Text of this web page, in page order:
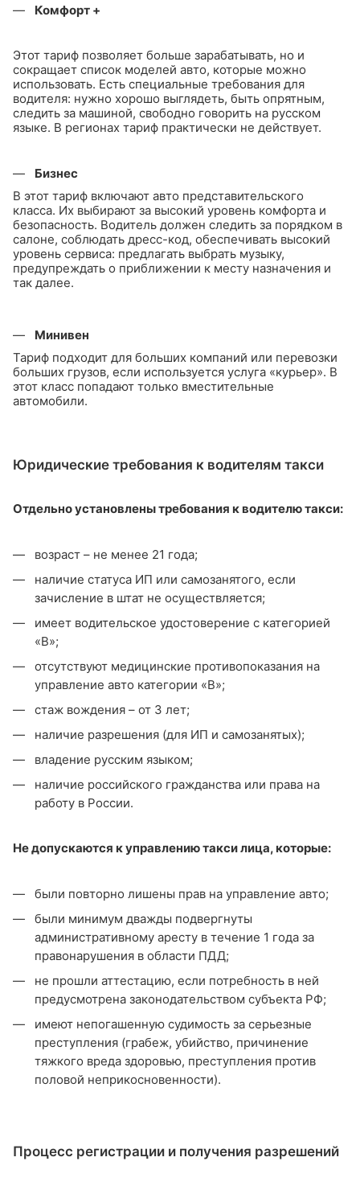
Комфорт +
Этот тариф позволяет больше зарабатывать, но и
сокращает список моделей авто, которые можно
использовать. Есть специальные требования для
водителя: нужно хорошо выглядеть, быть опрятным,
следить за машиной, свободно говорить на русском
языке. В регионах тариф практически не действует.
Бизнес
В этот тариф включают авто представительского
класса. Их выбирают за высокий уровень комфорта и
безопасность. Водитель должен следить за порядком в
салоне, соблюдать дресс-код, обеспечивать высокий
уровень сервиса: предлагать выбрать музыку,
предупреждать о приближении к месту назначения и
так далее.
Минивен
Тариф подходит для больших компаний или перевозки
больших грузов, если используется услуга «курьер». В
этот класс попадают только вместительные
автомобили.
Юридические требования к водителям такси
Отдельно установлены требования к водителю такси:
возраст – не менее 21 года;
наличие статуса ИП или самозанятого, если
зачисление в штат не осуществляется;
имеет водительское удостоверение с категорией
«В»;
отсутствуют медицинские противопоказания на
управление авто категории «В»;
стаж вождения – от 3 лет;
наличие разрешения (для ИП и самозанятых);
владение русским языком;
наличие российского гражданства или права на
работу в России.
Не допускаются к управлению такси лица, которые:
были повторно лишены прав на управление авто;
были минимум дважды подвергнуты
административному аресту в течение 1 года за
правонарушения в области ПДД;
не прошли аттестацию, если потребность в ней
предусмотрена законодательством субъекта РФ;
имеют непогашенную судимость за серьезные
преступления (грабеж, убийство, причинение
тяжкого вреда здоровью, преступления против
половой неприкосновенности).
Процесс регистрации и получения разрешений